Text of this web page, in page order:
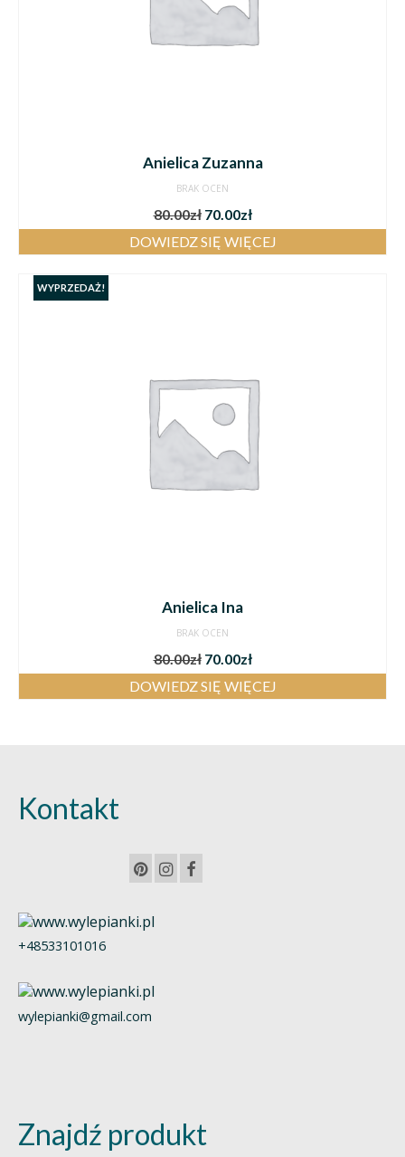
Anielica Zuzanna
BRAK OCEN
80.00zł 70.00zł
DOWIEDZ SIĘ WIĘCEJ
WYPRZEDAŻ!
Anielica Ina
BRAK OCEN
80.00zł 70.00zł
DOWIEDZ SIĘ WIĘCEJ
Kontakt
+48533101016
wylepianki@gmail.com
Znajdź produkt